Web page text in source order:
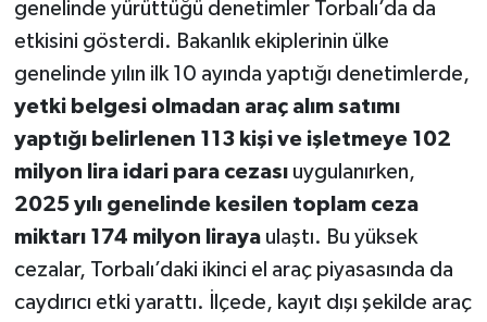
genelinde yürüttüğü denetimler Torbalı’da da
etkisini gösterdi. Bakanlık ekiplerinin ülke
genelinde yılın ilk 10 ayında yaptığı denetimlerde,
yetki belgesi olmadan araç alım satımı
yaptığı belirlenen 113 kişi ve işletmeye 102
milyon lira idari para cezasıuygulanırken,
2025 yılı genelinde kesilen toplam ceza
miktarı 174 milyon lirayaulaştı. Bu yüksek
cezalar, Torbalı’daki ikinci el araç piyasasında da
caydırıcı etki yarattı. İlçede, kayıt dışı şekilde araç